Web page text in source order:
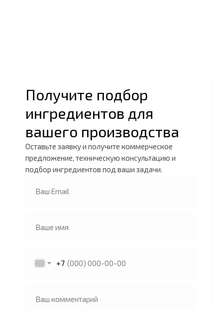
Получите подбор
ингредиентов для
вашего производства
Оставьте заявку и получите коммерческое
предложение, техническую консультацию и
подбор ингредиентов под ваши задачи.
+7